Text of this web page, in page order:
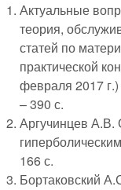
Актуальные
теория,
статей по
практической
февраля 2017
– 390 с.
Аргучинцев А.В.
166 с.
Бортаковский